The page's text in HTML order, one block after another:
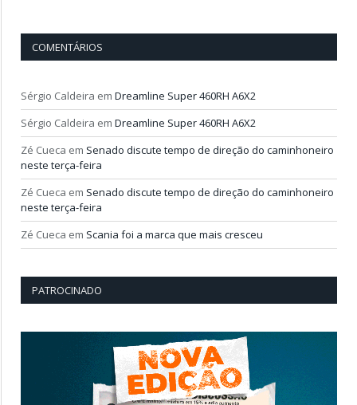
COMENTÁRIOS
Sérgio Caldeira em Dreamline Super 460RH A6X2
Sérgio Caldeira em Dreamline Super 460RH A6X2
Zé Cueca em Senado discute tempo de direção do caminhoneiro
neste terça-feira
Zé Cueca em Senado discute tempo de direção do caminhoneiro
neste terça-feira
Zé Cueca em Scania foi a marca que mais cresceu
PATROCINADO